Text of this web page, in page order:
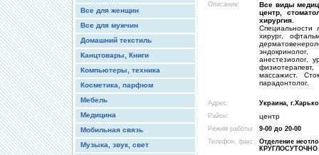
Все для женщин
Все для мужчин
Домашний текстиль
Канцтовары, Книги
Компьютеры, техника
Косметика, парфюм
Мебель
Медицина
Мобильная связь
Музыка, звук, свет
Описание:
Все виды
центр,
хирургия.
Специальности
хирург,
эндокринолог,
анестезиолог,
массажист.
парадонтолог.
Адрес:
Украина,
Район:
центр
Режим работы:
9-00 до 20-00
Телефон, факс: Отделение
КРУГЛОСУТОЧНО -